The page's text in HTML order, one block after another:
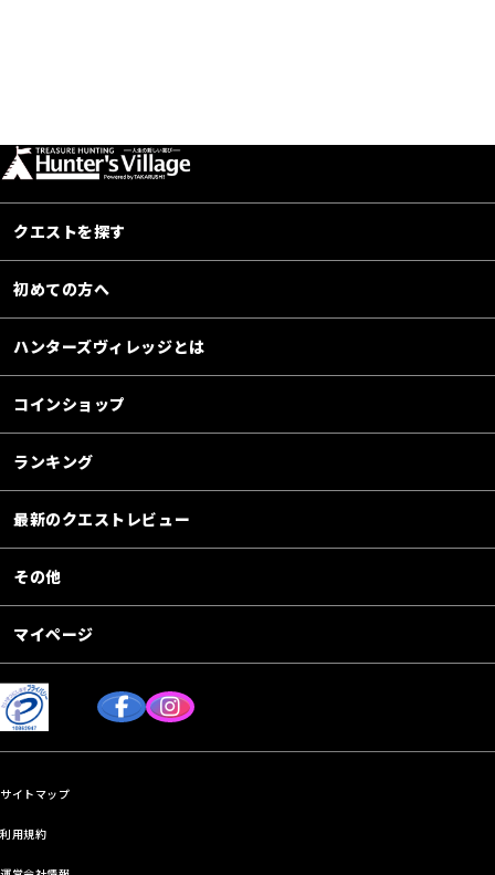
クエストを探す
初めての方へ
ハンターズヴィレッジとは
コインショップ
ランキング
最新のクエストレビュー
その他
マイページ
サイトマップ
利用規約